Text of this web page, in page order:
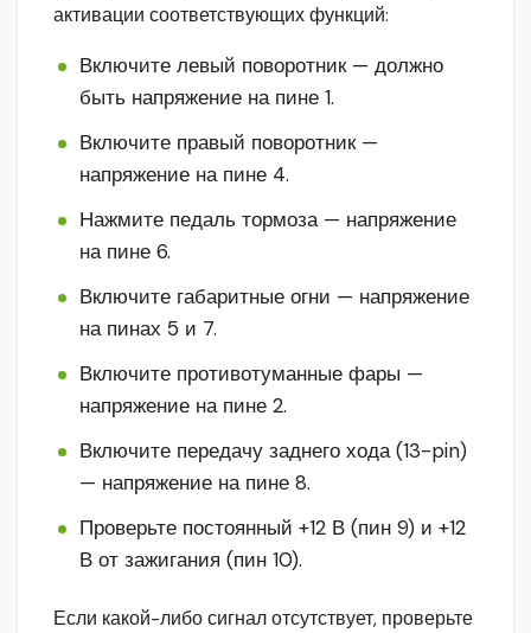
активации соответствующих функций:
Включите левый поворотник — должно
быть напряжение на пине 1.
Включите правый поворотник —
напряжение на пине 4.
Нажмите педаль тормоза — напряжение
на пине 6.
Включите габаритные огни — напряжение
на пинах 5 и 7.
Включите противотуманные фары —
напряжение на пине 2.
Включите передачу заднего хода (13-pin)
— напряжение на пине 8.
Проверьте постоянный +12 В (пин 9) и +12
В от зажигания (пин 10).
Если какой-либо сигнал отсутствует, проверьте